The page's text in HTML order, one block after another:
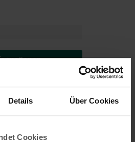
Details Über Cookies
Cookies
interessieren